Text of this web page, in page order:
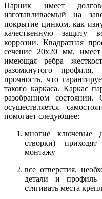
Парник имеет
изготавливаемый на
покрытие цинком, как
качественную защиту
коррозии. Квадратная
сечение 20х20 мм, имеет
имеющая ребра
разомкнутого
прочность, что
такого каркаса. Каркас
разобранном
осуществляется
помогает следующее:
многие ключевые
створки)
монтажу
все отверстия,
детали и профиль
стягивать места